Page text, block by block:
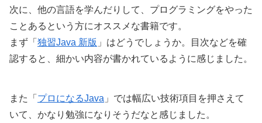
次に、他の言語を学んだりして、プログラミングをやった
ことあるという方にオススメな書籍です。
まず「 独習Java 新版 」はどうでしょうか。目次などを確
認すると、細かい内容が書かれているように感じました。
また「 プロになるJava 」では幅広い技術項目を押さえて
いて、かなり勉強になりそうだなと感じました。